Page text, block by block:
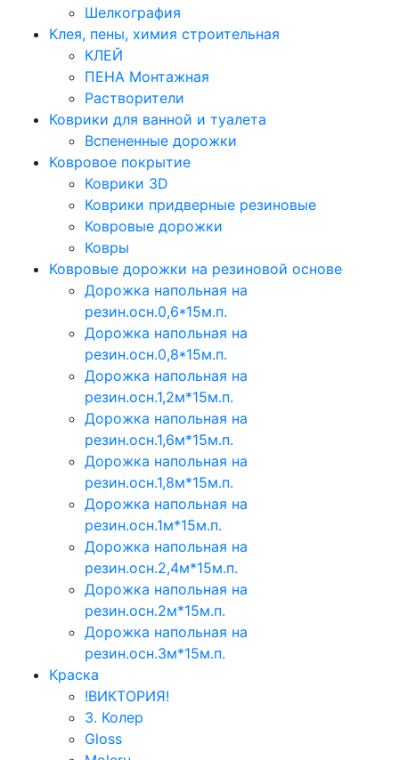
Шелкография
Клея, пены, химия строительная
КЛЕЙ
ПЕНА Монтажная
Растворители
Коврики для ванной и туалета
Вспененные дорожки
Ковровое покрытие
Коврики 3D
Коврики придверные резиновые
Ковровые дорожки
Ковры
Ковровые дорожки на резиновой основе
Дорожка напольная на
резин.осн.0,6*15м.п.
Дорожка напольная на
резин.осн.0,8*15м.п.
Дорожка напольная на
резин.осн.1,2м*15м.п.
Дорожка напольная на
резин.осн.1,6м*15м.п.
Дорожка напольная на
резин.осн.1,8м*15м.п.
Дорожка напольная на
резин.осн.1м*15м.п.
Дорожка напольная на
резин.осн.2,4м*15м.п.
Дорожка напольная на
резин.осн.2м*15м.п.
Дорожка напольная на
резин.осн.3м*15м.п.
Краска
!ВИКТОРИЯ!
3. Колер
Gloss